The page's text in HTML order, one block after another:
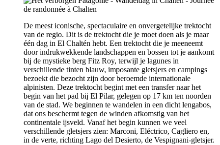
De meest iconische, spectaculaire en onvergetelijke trektocht
van de regio. Dit is de trektocht die je moet doen als je maar
één dag in El Chaltén hebt. Een trektocht die je meeneemt
door indrukwekkende landschappen en bossen tot je aankomt
bij de mystieke berg Fitz Roy, terwijl je lagunes in
verschillende tinten blauw, imposante gletsjers en campings
bezoekt die bezocht zijn door beroemde internationale
alpinisten. Deze trektocht begint met een transfer naar het
begin van het pad bij El Pilar, gelegen op 17 km ten noorden
van de stad. We beginnen te wandelen in een dicht lengabos,
dat ons beschermt tegen de winden afkomstig van het
continentale ijsveld. Vanaf het begin kunnen we veel
verschillende gletsjers zien: Marconi, Eléctrico, Cagliero en,
in de verte, richting Lago del Desierto, de Vespignani-gletsjer.